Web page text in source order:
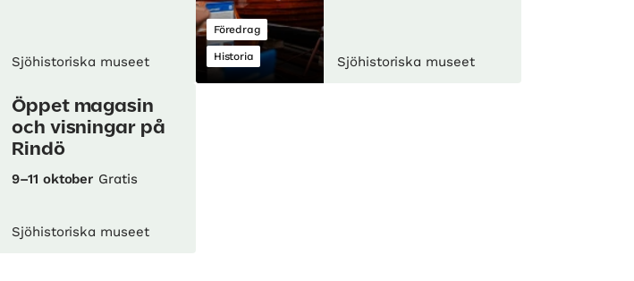
Sjöhistoriska museet
Föredrag
Historia Sjöhistoriska museet
Öppet magasin
och visningar på
Rindö
9–11 oktober Gratis
Sjöhistoriska museet